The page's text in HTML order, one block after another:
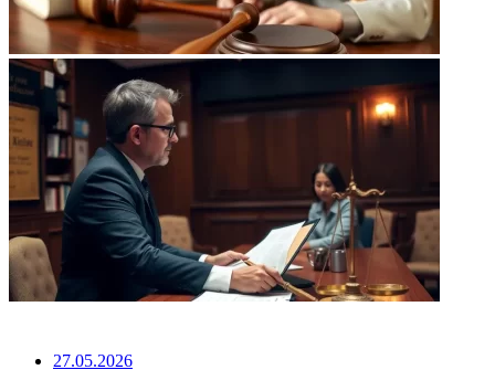
27.05.2026